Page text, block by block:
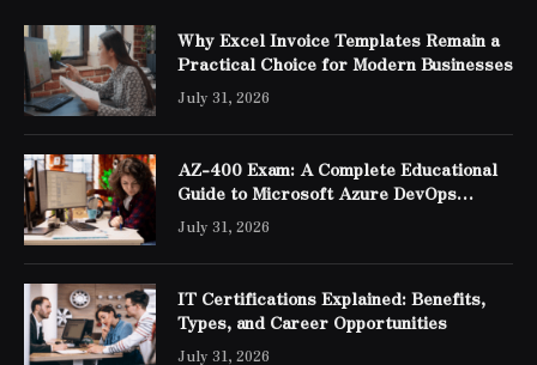
Why Excel Invoice Templates Remain a
Practical Choice for Modern Businesses
July 31, 2026
AZ-400 Exam: A Complete Educational
Guide to Microsoft Azure DevOps
Engineer Expert Certification
July 31, 2026
IT Certifications Explained: Benefits,
Types, and Career Opportunities
July 31, 2026